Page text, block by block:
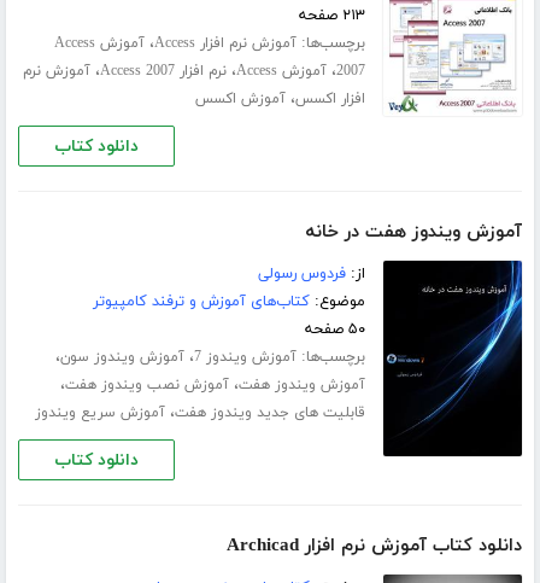
۲۱۳ صفحه
برچسب‌ها:آموزش نرم افزار Access ،
آموزش Access
2007،آموزش Access ،نرم افزار Access 2007 ،آموزش نرم
افزار اکسس،آموزش اکسس
دانلود کتاب
آموزش ویندوز هفت در خانه
از:فردوس رسولی
موضوع:کتاب‌های آموزش و ترفند کامپیوتر
۵۰ صفحه
برچسب‌ها:آموزش ویندوز 7 ،آموزش ویندوز سون،
آموزش ویندوز هفت،آموزش نصب ویندوز هفت،
قابلیت های جدید ویندوز هفت،آموزش سریع ویندوز
دانلود کتاب
دانلود کتاب آموزش نرم افزار Archicad